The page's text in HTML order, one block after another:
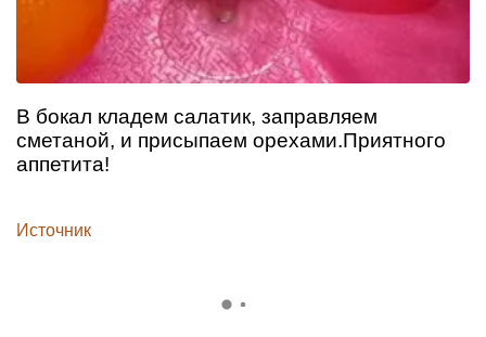
В бокал кладем салатик, заправляем
сметаной, и присыпаем орехами.Приятного
аппетита!
Источник